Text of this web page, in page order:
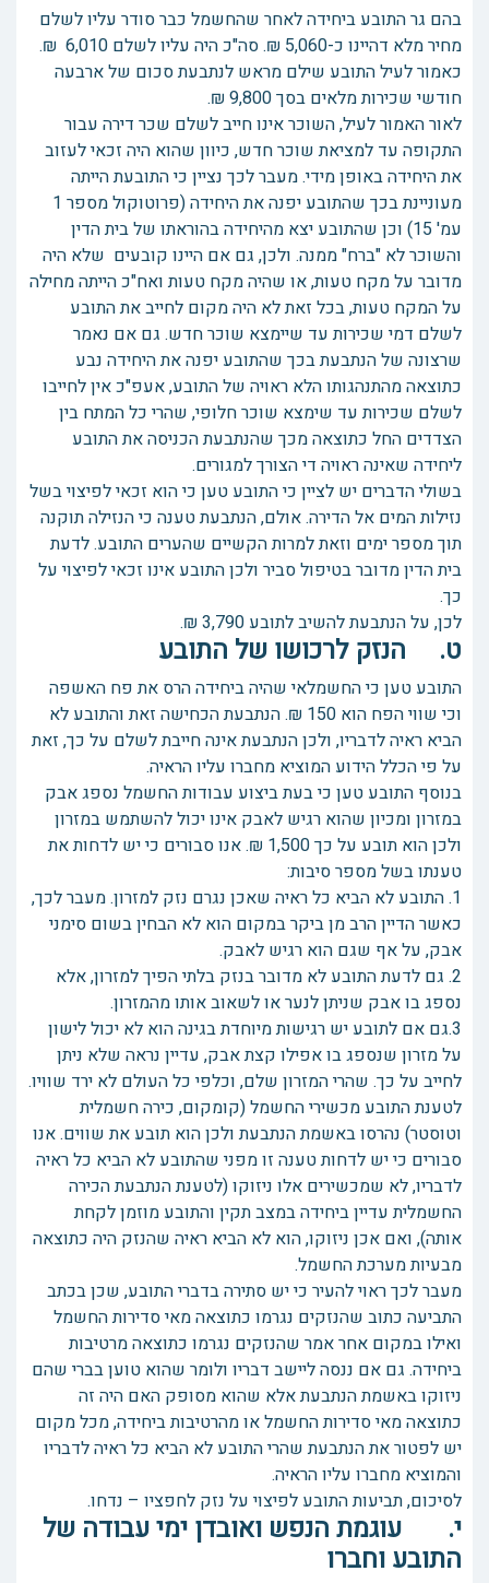
בהם גר התובע ביחידה לאחר שהחשמל כבר סודר עליו לשלם
מחיר מלא דהיינו כ-5,060 ₪. סה"כ היה עליו לשלם 6,010 ₪.
כאמור לעיל התובע שילם מראש לנתבעת סכום של ארבעה
חודשי שכירות מלאים בסך 9,800 ₪.
לאור האמור לעיל, השוכר אינו חייב לשלם שכר דירה עבור
התקופה עד למציאת שוכר חדש, כיוון שהוא היה זכאי לעזוב
את היחידה באופן מידי. מעבר לכך נציין כי התובעת הייתה
מעוניינת בכך שהתובע יפנה את היחידה (פרוטוקול מספר 1
עמ' 15) וכן שהתובע יצא מהיחידה בהוראתו של בית הדין
והשוכר לא "ברח" ממנה. ולכן, גם אם היינו קובעים שלא היה
מדובר על מקח טעות, או שהיה מקח טעות ואח"כ הייתה מחילה
על המקח טעות, בכל זאת לא היה מקום לחייב את התובע
לשלם דמי שכירות עד שיימצא שוכר חדש. גם אם נאמר
שרצונה של הנתבעת בכך שהתובע יפנה את היחידה נבע
כתוצאה מהתנהגותו הלא ראויה של התובע, אעפ"כ אין לחייבו
לשלם שכירות עד שימצא שוכר חלופי, שהרי כל המתח בין
הצדדים החל כתוצאה מכך שהנתבעת הכניסה את התובע
ליחידה שאינה ראויה די הצורך למגורים.
בשולי הדברים יש לציין כי התובע טען כי הוא זכאי לפיצוי בשל
נזילות המים אל הדירה. אולם, הנתבעת טענה כי הנזילה תוקנה
תוך מספר ימים וזאת למרות הקשיים שהערים התובע. לדעת
בית הדין מדובר בטיפול סביר ולכן התובע אינו זכאי לפיצוי על
כך.
לכן, על הנתבעת להשיב לתובע 3,790 ₪.
ט. הנזק לרכושו של התובע
התובע טען כי החשמלאי שהיה ביחידה הרס את פח האשפה
וכי שווי הפח הוא 150 ₪. הנתבעת הכחישה זאת והתובע לא
הביא ראיה לדבריו, ולכן הנתבעת אינה חייבת לשלם על כך, זאת
על פי הכלל הידוע המוציא מחברו עליו הראיה.
בנוסף התובע טען כי בעת ביצוע עבודות החשמל נספג אבק
במזרון ומכיון שהוא רגיש לאבק אינו יכול להשתמש במזרון
ולכן הוא תובע על כך 1,500 ₪. אנו סבורים כי יש לדחות את
טענתו בשל מספר סיבות:
1. התובע לא הביא כל ראיה שאכן נגרם נזק למזרון. מעבר לכך,
כאשר הדיין הרב מן ביקר במקום הוא לא הבחין בשום סימני
אבק, על אף שגם הוא רגיש לאבק.
2. גם לדעת התובע לא מדובר בנזק בלתי הפיך למזרון, אלא
נספג בו אבק שניתן לנער או לשאוב אותו מהמזרון.
3.גם אם לתובע יש רגישות מיוחדת בגינה הוא לא יכול לישון
על מזרון שנספג בו אפילו קצת אבק, עדיין נראה שלא ניתן
לחייב על כך. שהרי המזרון שלם, וכלפי כל העולם לא ירד שוויו.
לטענת התובע מכשירי החשמל (קומקום, כירה חשמלית
וטוסטר) נהרסו באשמת הנתבעת ולכן הוא תובע את שווים. אנו
סבורים כי יש לדחות טענה זו מפני שהתובע לא הביא כל ראיה
לדבריו, לא שמכשירים אלו ניזוקו (לטענת הנתבעת הכירה
החשמלית עדיין ביחידה במצב תקין והתובע מוזמן לקחת
אותה), ואם אכן ניזוקו, הוא לא הביא ראיה שהנזק היה כתוצאה
מבעיות מערכת החשמל.
מעבר לכך ראוי להעיר כי יש סתירה בדברי התובע, שכן בכתב
התביעה כתוב שהנזקים נגרמו כתוצאה מאי סדירות החשמל
ואילו במקום אחר אמר שהנזקים נגרמו כתוצאה מרטיבות
ביחידה. גם אם ננסה ליישב דבריו ולומר שהוא טוען בברי שהם
ניזוקו באשמת הנתבעת אלא שהוא מסופק האם היה זה
כתוצאה מאי סדירות החשמל או מהרטיבות ביחידה, מכל מקום
יש לפטור את הנתבעת שהרי התובע לא הביא כל ראיה לדבריו
והמוציא מחברו עליו הראיה.
לסיכום, תביעות התובע לפיצוי על נזק לחפציו – נדחו.
י. עוגמת הנפש ואובדן ימי עבודה של
התובע וחברו